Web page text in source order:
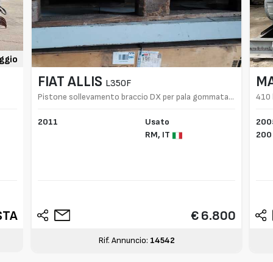
FIAT ALLIS L350F
Pistone sollevamento braccio DX per pala gommata
2011
Usato
RM, IT
€ 6.800
Rif. Annuncio: 14542
410
200